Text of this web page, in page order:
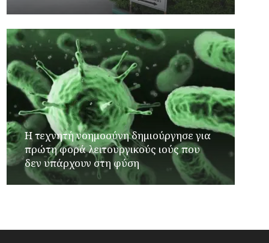
Η τεχνητή νοημοσύνη δημιούργησε για
πρώτη φορά λειτουργικούς ιούς που
δεν υπάρχουν στη φύση